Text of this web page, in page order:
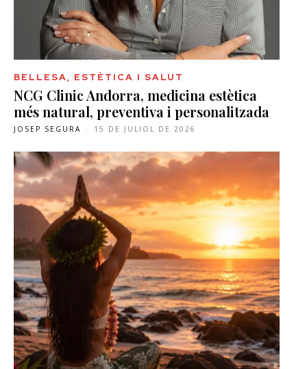
BELLESA, ESTÈTICA I SALUT
NCG Clinic Andorra, medicina estètica
més natural, preventiva i personalitzada
JOSEP SEGURA - 15 DE JULIOL DE 2026